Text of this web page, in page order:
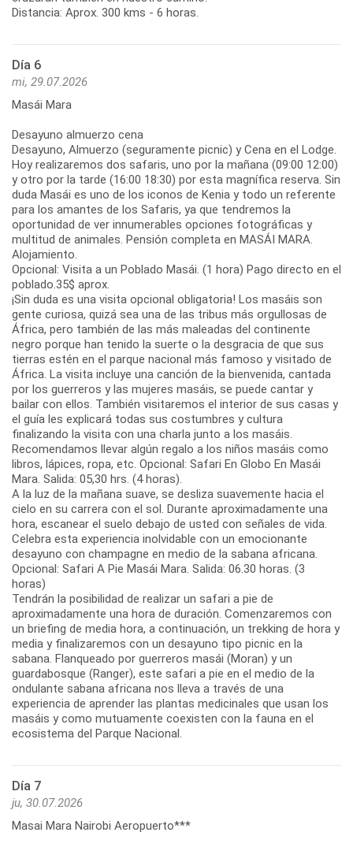
Distancia: Aprox. 300 kms - 6 horas.
Día 6
mi, 29.07.2026
Masái Mara
Desayuno almuerzo cena
Desayuno, Almuerzo (seguramente picnic) y Cena en el Lodge.
Hoy realizaremos dos safaris, uno por la mañana (09:00 12:00)
y otro por la tarde (16:00 18:30) por esta magnífica reserva. Sin
duda Masái es uno de los iconos de Kenia y todo un referente
para los amantes de los Safaris, ya que tendremos la
oportunidad de ver innumerables opciones fotográficas y
multitud de animales. Pensión completa en MASÁI MARA.
Alojamiento.
Opcional: Visita a un Poblado Masái. (1 hora) Pago directo en el
poblado.35$ aprox.
¡Sin duda es una visita opcional obligatoria! Los masáis son
gente curiosa, quizá sea una de las tribus más orgullosas de
África, pero también de las más maleadas del continente
negro porque han tenido la suerte o la desgracia de que sus
tierras estén en el parque nacional más famoso y visitado de
África. La visita incluye una canción de la bienvenida, cantada
por los guerreros y las mujeres masáis, se puede cantar y
bailar con ellos. También visitaremos el interior de sus casas y
el guía les explicará todas sus costumbres y cultura
finalizando la visita con una charla junto a los masáis.
Recomendamos llevar algún regalo a los niños masáis como
libros, lápices, ropa, etc. Opcional: Safari En Globo En Masái
Mara. Salida: 05,30 hrs. (4 horas).
A la luz de la mañana suave, se desliza suavemente hacia el
cielo en su carrera con el sol. Durante aproximadamente una
hora, escanear el suelo debajo de usted con señales de vida.
Celebra esta experiencia inolvidable con un emocionante
desayuno con champagne en medio de la sabana africana.
Opcional: Safari A Pie Masái Mara. Salida: 06.30 horas. (3
horas)
Tendrán la posibilidad de realizar un safari a pie de
aproximadamente una hora de duración. Comenzaremos con
un briefing de media hora, a continuación, un trekking de hora y
media y finalizaremos con un desayuno tipo picnic en la
sabana. Flanqueado por guerreros masái (Moran) y un
guardabosque (Ranger), este safari a pie en el medio de la
ondulante sabana africana nos lleva a través de una
experiencia de aprender las plantas medicinales que usan los
masáis y como mutuamente coexisten con la fauna en el
ecosistema del Parque Nacional.
Día 7
ju, 30.07.2026
Masai Mara Nairobi Aeropuerto***